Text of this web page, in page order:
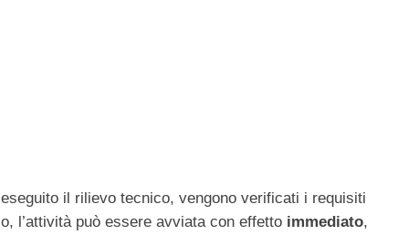
il rilievo tecnico, vengono verificati i requisiti
l’attività può essere avviata con effetto immediato,